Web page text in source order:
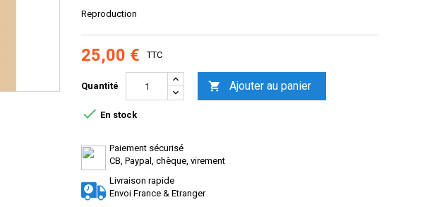
Reproduction
25,00 € TTC
Quantité  Ajouter au panier
 En stock
Paiement sécurisé
CB, Paypal, chèque, virement
Livraison rapide
Envoi France & Etranger